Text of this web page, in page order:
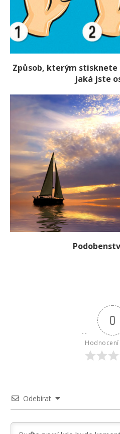
Způsob, kterým stisknete
jaká jste
0
Hodnocení
Odebírat